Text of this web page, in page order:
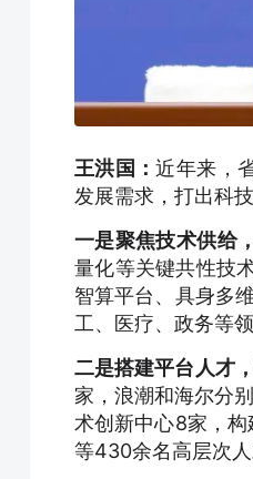
王洪国：近年来，
发展需求，打出科
一是聚焦技术供给
量化等关键共性技
智算平台、具身多
工、医疗、政务等
二是搭建平台人才
家，浪潮和海尔分
术创新中心8家，
等430余名高层次